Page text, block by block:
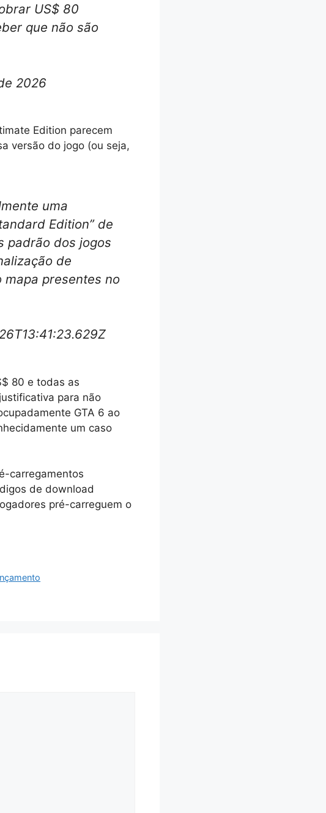
US$ 80
que não são
2026
Edition parecem
versão do jogo (ou seja,
uma
Edition” de
padrão dos jogos
de
presentes no
80 e todas as
para não
GTA 6 ao
um caso
carregamentos
de download
pré-carreguem o